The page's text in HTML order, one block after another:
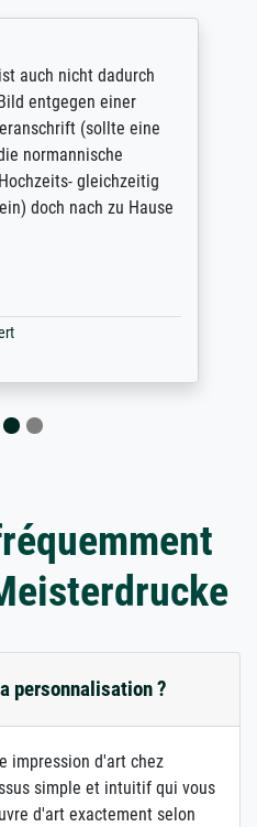
auch nicht dadurch
entgegen einer
(sollte eine
normannische
gleichzeitig
doch nach zu Hause
personnalisation ?
impression d'art chez
simple et intuitif qui vous
d'art exactement selon